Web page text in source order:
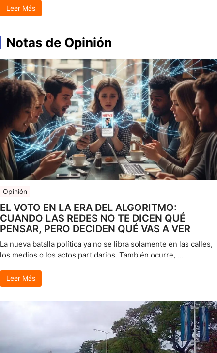
Leer Más
Notas de Opinión
Opinión
EL VOTO EN LA ERA DEL ALGORITMO:
CUANDO LAS REDES NO TE DICEN QUÉ
PENSAR, PERO DECIDEN QUÉ VAS A VER
La nueva batalla política ya no se libra solamente en las calles,
los medios o los actos partidarios. También ocurre, …
Leer Más